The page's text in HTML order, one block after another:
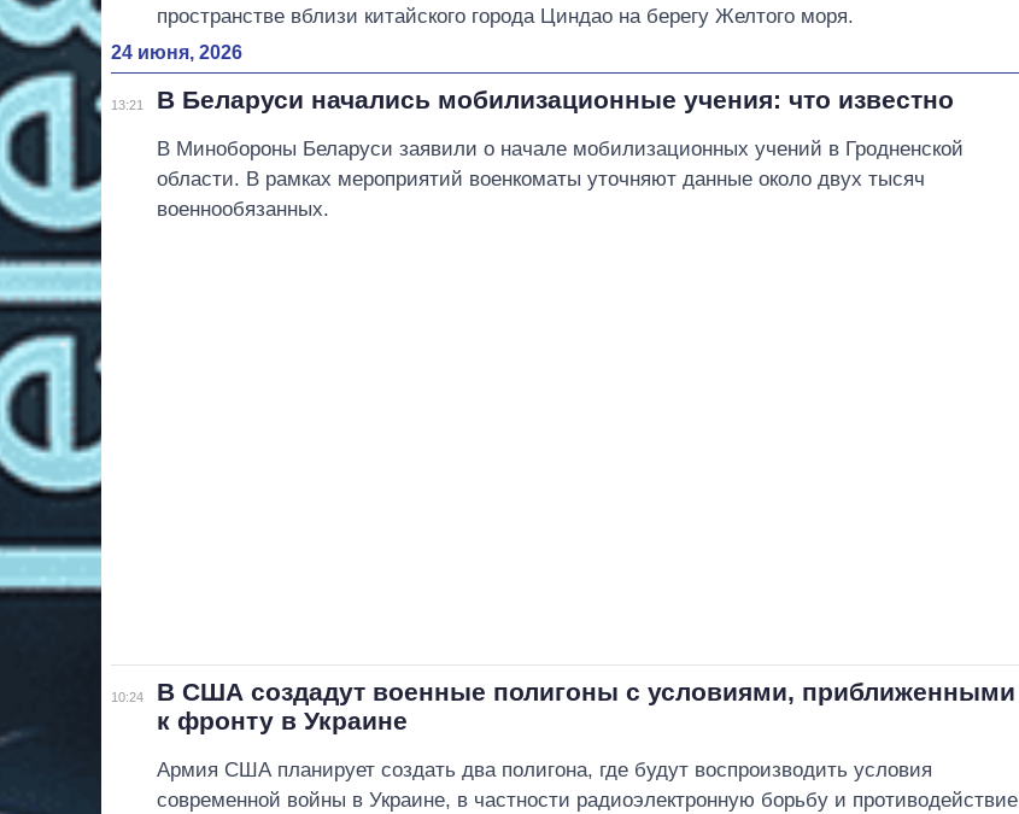
пространстве вблизи китайского города Циндао на берегу Желтого моря.
24 июня, 2026
13:21 В Беларуси начались мобилизационные учения: что известно
В Минобороны Беларуси заявили о начале мобилизационных учений в Гродненской
области. В рамках мероприятий военкоматы уточняют данные около двух тысяч
военнообязанных.
10:24
В США создадут военные полигоны с условиями, приближенными
к фронту в Украине
Армия США планирует создать два полигона, где будут воспроизводить условия
современной войны в Украине, в частности радиоэлектронную борьбу и противодействие